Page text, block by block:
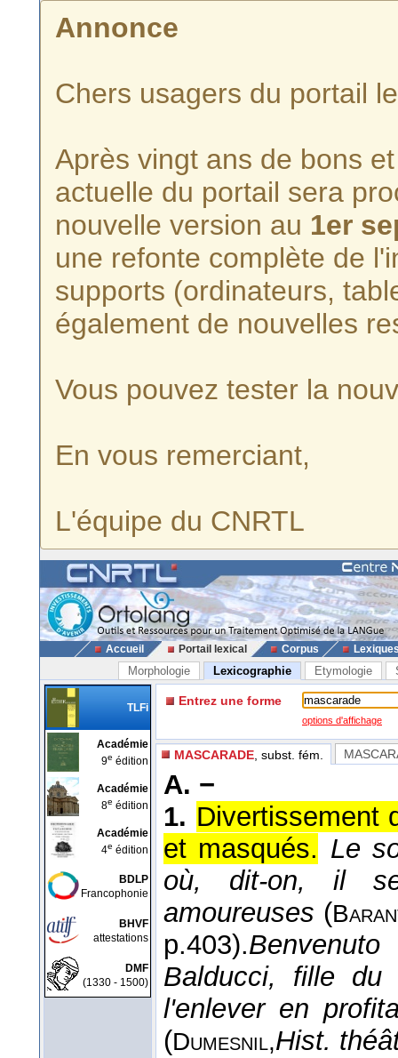
Annonce
Chers usagers du portail
Après vingt ans de bons
actuelle du portail sera
nouvelle version au 1er
une refonte complète de
supports (ordinateurs,
également de nouvelles
Vous pouvez tester la
En vous remerciant,
L'équipe du CNRTL
Accueil Portail lexical Corpus
Morphologie Lexicographie Etymologie
TLFi
Académie
9e édition
Académie
8e édition
Académie
4e édition
BDLP
Francophonie
BHVF
attestations
DMF
(1330 - 1500)
Entrez une forme
options d'affichage
MASCARADE , subst. fém.
A. −
1. Divertissement
et masqués. Le
où, dit-on, il se
amoureuses (
p.403).
Balducci, fille
l'enlever en
(Dumesnil,Hist.